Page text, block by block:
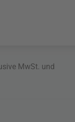
MwSt. und